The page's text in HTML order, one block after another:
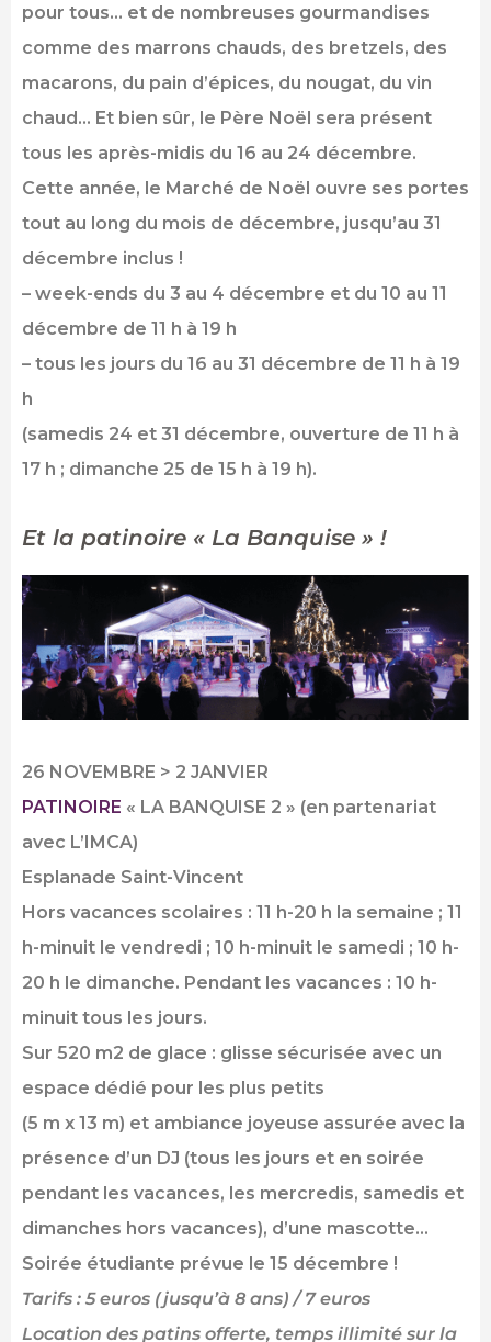
pour tous… et de nombreuses gourmandises
comme des marrons chauds, des bretzels, des
macarons, du pain d’épices, du nougat, du vin
chaud… Et bien sûr, le Père Noël sera présent
tous les après-midis du 16 au 24 décembre.
Cette année, le Marché de Noël ouvre ses portes
tout au long du mois de décembre, jusqu’au 31
décembre inclus !
– week-ends du 3 au 4 décembre et du 10 au 11
décembre de 11 h à 19 h
– tous les jours du 16 au 31 décembre de 11 h à 19
h
(samedis 24 et 31 décembre, ouverture de 11 h à
17 h ; dimanche 25 de 15 h à 19 h).
Et la patinoire « La Banquise » !
26 NOVEMBRE > 2 JANVIER
PATINOIRE « LA BANQUISE 2 » (en partenariat
avec L’IMCA)
Esplanade Saint-Vincent
Hors vacances scolaires : 11 h-20 h la semaine ; 11
h-minuit le vendredi ; 10 h-minuit le samedi ; 10 h-
20 h le dimanche. Pendant les vacances : 10 h-
minuit tous les jours.
Sur 520 m2 de glace : glisse sécurisée avec un
espace dédié pour les plus petits
(5 m x 13 m) et ambiance joyeuse assurée avec la
présence d’un DJ (tous les jours et en soirée
pendant les vacances, les mercredis, samedis et
dimanches hors vacances), d’une mascotte…
Soirée étudiante prévue le 15 décembre !
Tarifs : 5 euros (jusqu’à 8 ans) / 7 euros
Location des patins offerte, temps illimité sur la